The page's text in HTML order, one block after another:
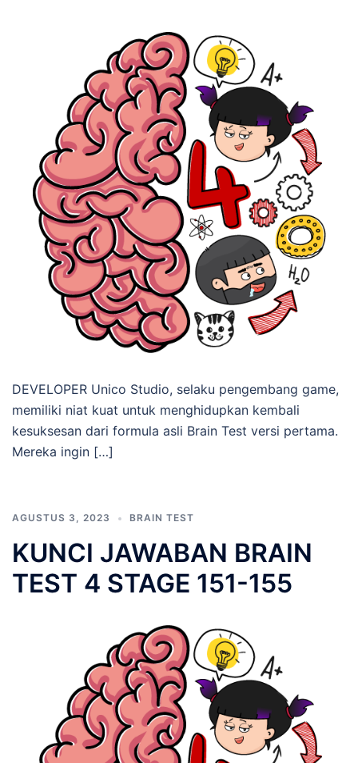
DEVELOPER Unico Studio, selaku pengembang game,
memiliki niat kuat untuk menghidupkan kembali
kesuksesan dari formula asli Brain Test versi pertama.
Mereka ingin […]
AGUSTUS 3, 2023 BRAIN TEST
KUNCI JAWABAN BRAIN
TEST 4 STAGE 151-155